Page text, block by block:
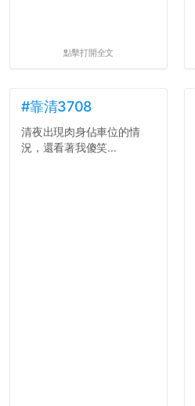
點擊打開全文
#靠清3708
清夜出現肉身佔車位的情
況，還看著我傻笑...